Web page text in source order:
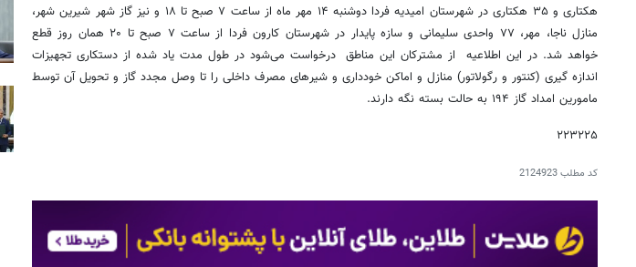
هکتاری و ۳۵ هکتاری در شهرستان امیدیه فردا دوشنبه ۱۴ مهر ماه از ساعت ۷ صبح تا ۱۸ و نیز گاز شهر شیرین شهر،
منازل ناجا، مهر، ۷۷ واحدی سلیمانی و سازه پایدار در شهرستان کارون فردا از ساعت ۷ صبح تا ۲۰ همان روز قطع
خواهد شد. در این اطلاعیه از مشترکان این مناطق درخواست می‌شود در طول مدت یاد شده از دستکاری تجهیزات
اندازه گیری (کنتور و رگولاتور) منازل و اماکن خودداری و شیرهای مصرف داخلی را تا وصل مجدد گاز و تحویل آن توسط
مامورین امداد گاز ۱۹۴ به حالت بسته نگه دارند.
۲۲۳۲۲۵
کد مطلب2124923